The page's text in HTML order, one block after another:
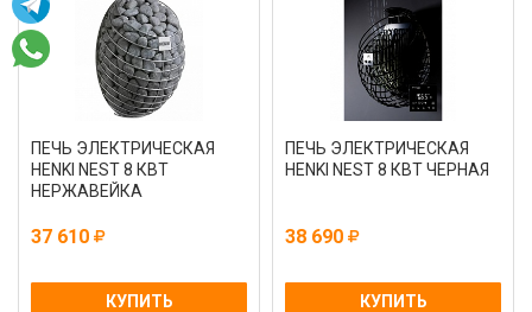
ПЕЧЬ ЭЛЕКТРИЧЕСКАЯ
HENKI NEST 8 КВТ
НЕРЖАВЕЙКА
37 610
КУПИТЬ
ПЕЧЬ ЭЛЕКТРИЧЕСКАЯ
HENKI NEST 8 КВТ ЧЕРНАЯ
38 690
КУПИТЬ